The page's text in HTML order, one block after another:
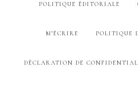
POLITIQUE ÉDITORIALE
M’ÉCRIRE POLITIQUE
DÉCLARATION DE